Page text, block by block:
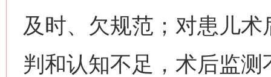
及时、欠规范；对患儿
判和认知不足，术后监